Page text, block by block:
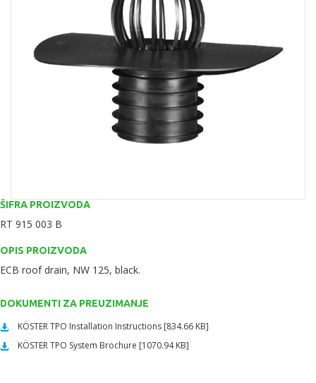
ŠIFRA PROIZVODA
RT 915 003 B
OPIS PROIZVODA
ECB roof drain, NW 125, black.
DOKUMENTI ZA PREUZIMANJE
KÖSTER TPO Installation Instructions [834.66 KB]
KÖSTER TPO System Brochure [1070.94 KB]